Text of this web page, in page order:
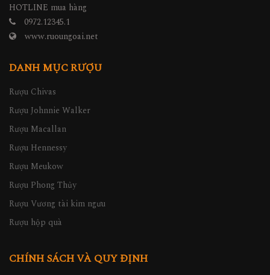
HOTLINE mua hàng
0972.12345.1
www.ruoungoai.net
DANH MỤC RƯỢU
Rượu Chivas
Rượu Johnnie Walker
Rượu Macallan
Rượu Hennessy
Rượu Meukow
Rượu Phong Thủy
Rượu Vương tài kim ngưu
Rượu hộp quà
CHÍNH SÁCH VÀ QUY ĐỊNH